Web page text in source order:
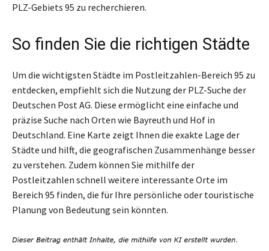
PLZ-Gebiets 95 zu recherchieren.
So finden Sie die richtigen Städte
Um die wichtigsten Städte im Postleitzahlen-Bereich 95 zu
entdecken, empfiehlt sich die Nutzung der PLZ-Suche der
Deutschen Post AG. Diese ermöglicht eine einfache und
präzise Suche nach Orten wie Bayreuth und Hof in
Deutschland. Eine Karte zeigt Ihnen die exakte Lage der
Städte und hilft, die geografischen Zusammenhänge besser
zu verstehen. Zudem können Sie mithilfe der
Postleitzahlen schnell weitere interessante Orte im
Bereich 95 finden, die für Ihre persönliche oder touristische
Planung von Bedeutung sein könnten.